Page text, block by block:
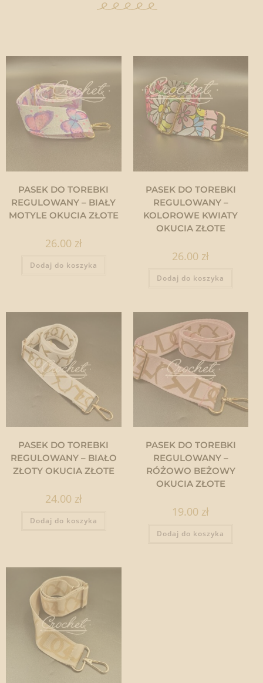
PASEK DO TOREBKI
REGULOWANY – BIAŁY
MOTYLE OKUCIA ZŁOTE
26.00 zł
Dodaj do koszyka
PASEK DO TOREBKI
REGULOWANY –
KOLOROWE KWIATY
OKUCIA ZŁOTE
26.00 zł
Dodaj do koszyka
PASEK DO TOREBKI
REGULOWANY – BIAŁO
ZŁOTY OKUCIA ZŁOTE
24.00 zł
Dodaj do koszyka
PASEK DO TOREBKI
REGULOWANY –
RÓŻOWO BEŻOWY
OKUCIA ZŁOTE
19.00 zł
Dodaj do koszyka